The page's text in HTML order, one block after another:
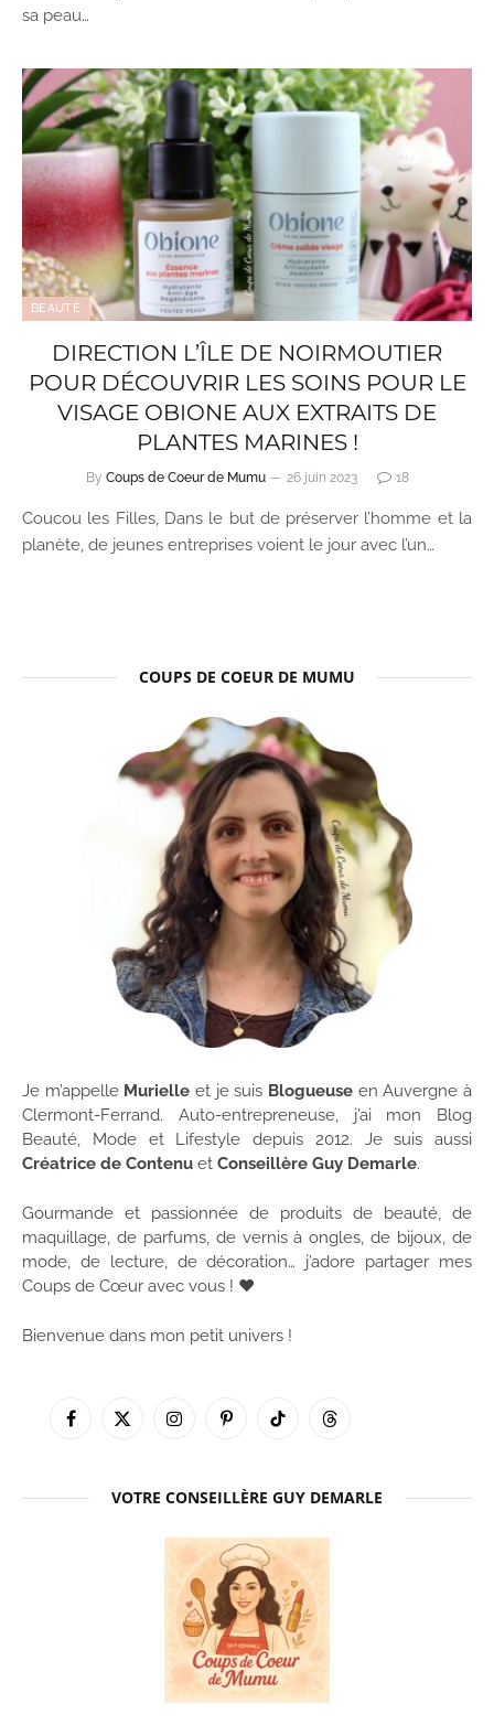
sa peau…
BEAUTÉ
DIRECTION L’ÎLE DE NOIRMOUTIER
POUR DÉCOUVRIR LES SOINS POUR LE
VISAGE OBIONE AUX EXTRAITS DE
PLANTES MARINES !
By Coups de Coeur de Mumu 26 juin 2023 18
Coucou les Filles, Dans le but de préserver l’homme et la
planète, de jeunes entreprises voient le jour avec l’un…
COUPS DE COEUR DE MUMU
Je m’appelle Murielle et je suis Blogueuse en Auvergne à
Clermont-Ferrand. Auto-entrepreneuse, j’ai mon Blog
Beauté, Mode et Lifestyle depuis 2012. Je suis aussi
Créatrice de Contenu et Conseillère Guy Demarle.
Gourmande et passionnée de produits de beauté, de
maquillage, de parfums, de vernis à ongles, de bijoux, de
mode, de lecture, de décoration… j’adore partager mes
Coups de Cœur avec vous ! ♥
Bienvenue dans mon petit univers !
Facebook
X
InstagramPinterestTikTok Threads
VOTRE CONSEILLÈRE GUY DEMARLE